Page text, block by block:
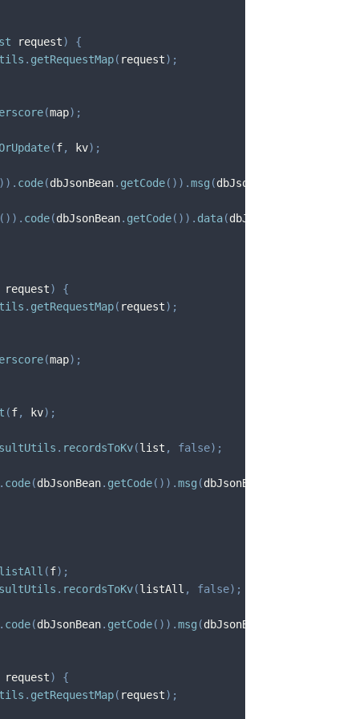
request)
{
. getRequestMap( request) ;
(map) ;
(f, kv) ;
) ) . code(dbJsonBean. getCode( ) ) .msg (dbJsonBean
( ) ) . code(dbJsonBean. getCode( ) ) . data(dbJsonBean
request)
{
. getRequestMap( request) ;
(map) ;
(f, kv) ;
. recordsToKv(list , false) ;
. code(dbJsonBean. getCode( ) ) .msg (dbJsonBean
listAll (f) ;
. recordsToKv(listAll , false) ;
. code(dbJsonBean. getCode( ) ) .msg (dbJsonBean
request)
{
. getRequestMap( request) ;